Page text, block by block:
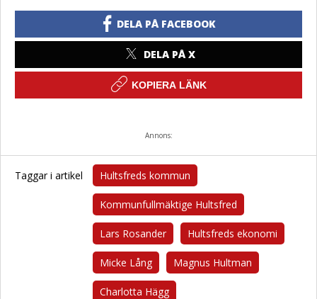
DELA PÅ FACEBOOK
DELA PÅ X
KOPIERA LÄNK
Annons:
Taggar i artikel Hultsfreds kommun
Kommunfullmäktige Hultsfred
Lars Rosander Hultsfreds ekonomi
Micke Lång Magnus Hultman
Charlotta Hägg